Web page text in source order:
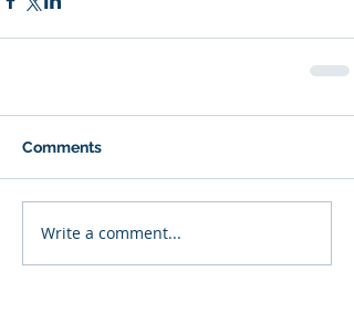
Comments
Write a comment...